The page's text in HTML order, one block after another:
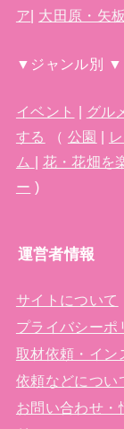
ア
大田原・矢
▼ジャンル別 ▼
イベント グル
する
（ 公園
ム
花・花畑を
ー )
運営者情報
サイトについて
プライバシーポ
取材依頼・イン
依頼などについ
お問い合わせ・